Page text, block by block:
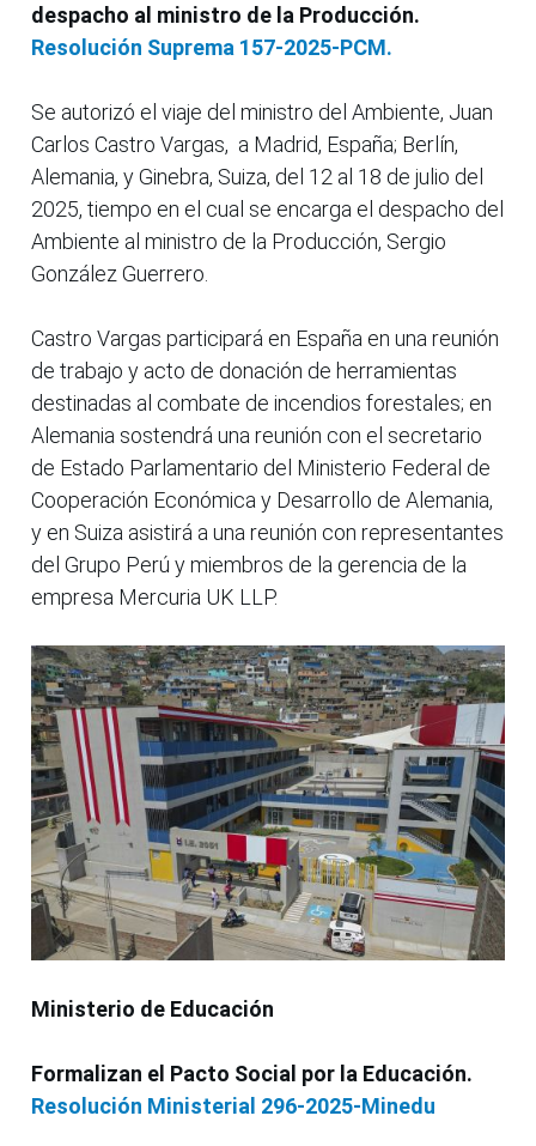
despacho al ministro de la Producción.
Resolución Suprema 157-2025-PCM.
Se autorizó el viaje del ministro del Ambiente, Juan
Carlos Castro Vargas, a Madrid, España; Berlín,
Alemania, y Ginebra, Suiza, del 12 al 18 de julio del
2025, tiempo en el cual se encarga el despacho del
Ambiente al ministro de la Producción, Sergio
González Guerrero.
Castro Vargas participará en España en una reunión
de trabajo y acto de donación de herramientas
destinadas al combate de incendios forestales; en
Alemania sostendrá una reunión con el secretario
de Estado Parlamentario del Ministerio Federal de
Cooperación Económica y Desarrollo de Alemania,
y en Suiza asistirá a una reunión con representantes
del Grupo Perú y miembros de la gerencia de la
empresa Mercuria UK LLP.
Ministerio de Educación
Formalizan el Pacto Social por la Educación.
Resolución Ministerial 296-2025-Minedu